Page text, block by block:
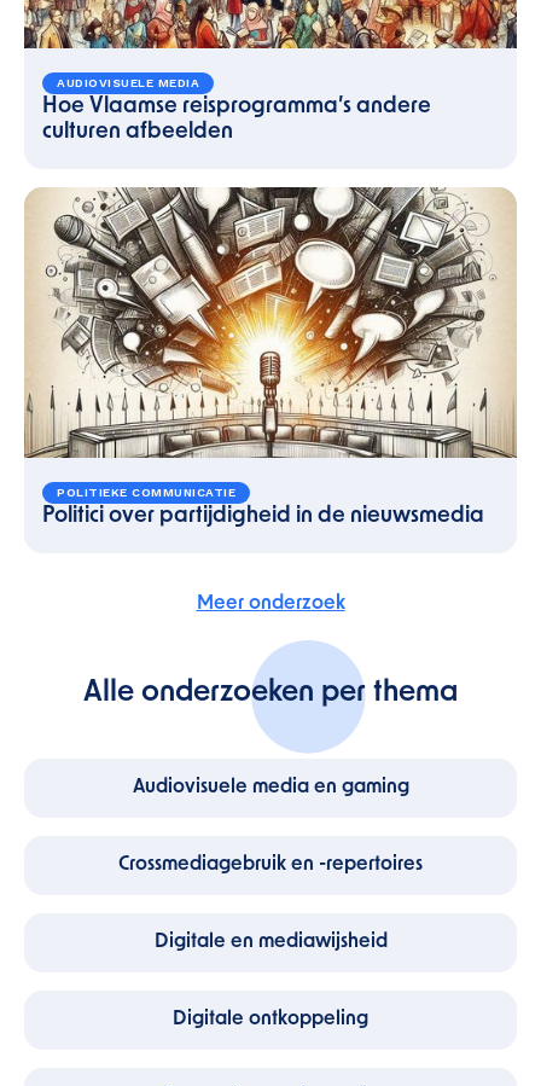
AUDIOVISUELE MEDIA
Hoe Vlaamse reisprogramma’s andere
culturen afbeelden
POLITIEKE COMMUNICATIE
Politici over partijdigheid in de nieuwsmedia
Meer onderzoek
Alle onderzoeken per thema
Audiovisuele media en gaming
Crossmediagebruik en -repertoires
Digitale en mediawijsheid
Digitale ontkoppeling